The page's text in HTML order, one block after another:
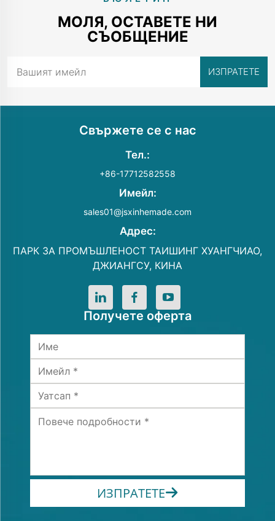
МОЛЯ, ОСТАВЕТЕ НИ
СЪОБЩЕНИЕ
Свържете се с нас
Тел.:
+86-17712582558
Имейл:
sales01@jsxinhemade.com
Адрес:
ПАРК ЗА ПРОМЪШЛЕНОСТ ТАИШИНГ ХУАНГЧИАО,
ДЖИАНГСУ, КИНА
Получете оферта
ИЗПРАТЕТЕ